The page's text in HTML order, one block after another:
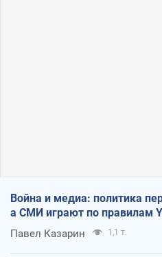
Война и медиа: политика
а СМИ играют по правилам
Павел Казарин 1,1 т.